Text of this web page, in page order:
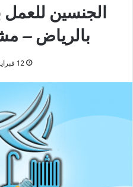
الجنسين
بالرياض –
12 فبراير، 2023